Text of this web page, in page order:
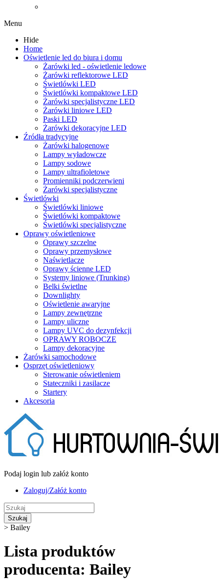
Menu
Hide
Home
Oświetlenie led do biura i domu
Żarówki led - oświetlenie ledowe
Żarówki reflektorowe LED
Świetlówki LED
Świetlówki kompaktowe LED
Żarówki specjalistyczne LED
Żarówki liniowe LED
Paski LED
Żarówki dekoracyjne LED
Źródła tradycyjne
Żarówki halogenowe
Lampy wyładowcze
Lampy sodowe
Lampy ultrafioletowe
Promienniki podczerwieni
Żarówki specjalistyczne
Świetlówki
Świetlówki liniowe
Świetlówki kompaktowe
Świetlówki specjalistyczne
Oprawy oświetleniowe
Oprawy szczelne
Oprawy przemysłowe
Naświetlacze
Oprawy ścienne LED
Systemy liniowe (Trunking)
Belki świetlne
Downlighty
Oświetlenie awaryjne
Lampy zewnętrzne
Lampy uliczne
Lampy UVC do dezynfekcji
OPRAWY ROBOCZE
Lampy dekoracyjne
Żarówki samochodowe
Osprzęt oświetleniowy
Sterowanie oświetleniem
Stateczniki i zasilacze
Startery
Akcesoria
Podaj login lub załóż konto
Zaloguj/Załóż konto
Szukaj
> Bailey
Lista produktów
producenta: Bailey